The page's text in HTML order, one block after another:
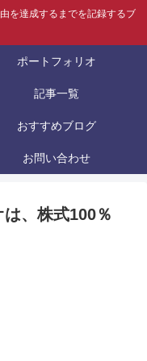
を達成するまでを記録するブ
ポートフォリオ
記事一覧
おすすめブログ
お問い合わせ
、株式100％